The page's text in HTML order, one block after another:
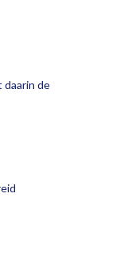
daarin de